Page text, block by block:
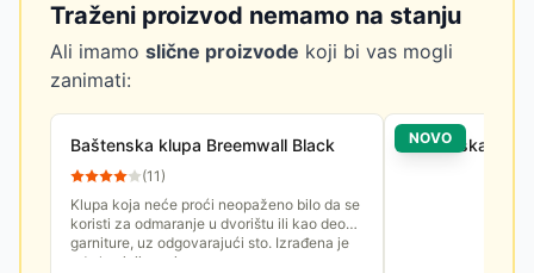
Traženi proizvod nemamo na stanju
Ali imamo slične proizvode koji bi vas mogli
zanimati:
Baštenska klupa Breemwall Black
(11)
Klupa koja neće proći neopaženo bilo da se
koristi za odmaranje u dvorištu ili kao deo
garniture, uz odgovarajući sto. Izrađena je
od aluminijuma i...
NOVO
Baštenska